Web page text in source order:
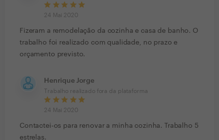
24 Mai 2020
Fizeram a remodelação da cozinha e casa de banho. O
trabalho foi realizado com qualidade, no prazo e
orçamento previsto.
Henrique Jorge
Trabalho realizado fora da plataforma
24 Mai 2020
Contactei-os para renovar a minha cozinha. Trabalho 5
estrelas.